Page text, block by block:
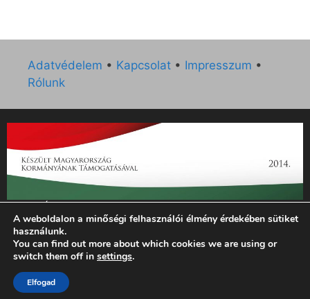
Adatvédelem • Kapcsolat • Impresszum •
Rólunk
„Az Új Ember katolikus hetilap 2014. évi működésének
támogatását az EGYH-KCP-14-P-0121 sz. támogatási
szerződés keretében 3 000 000 Ft összegben támogatta az
Emberi Erőforrások Minisztériuma.”
© 2026 Magyar Kurír - Új Ember
A weboldalon a minőségi felhasználói élmény érdekében sütiket
használunk.
You can find out more about which cookies we are using or
switch them off in settings.
Elfogad